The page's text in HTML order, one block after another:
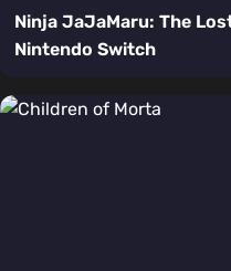
Ninja JaJaMaru: The
Nintendo Switch